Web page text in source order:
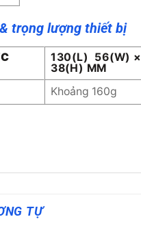
trọng lượng thiết bị
130(L) 56(W) ×
38(H) MM
Khoảng 160g
TỰ